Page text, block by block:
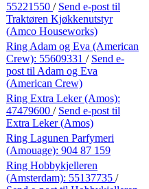
55221550 / Send e-post til
Traktøren Kjøkkenutstyr
(Amco Houseworks)
Ring Adam og Eva (American
Crew): 55609331 / Send e-
post til Adam og Eva
(American Crew)
Ring Extra Leker (Amos):
47479600 / Send e-post til
Extra Leker (Amos)
Ring Lagunen Parfymeri
(Amouage): 904 87 159
Ring Hobbykjelleren
(Amsterdam): 55137735 /